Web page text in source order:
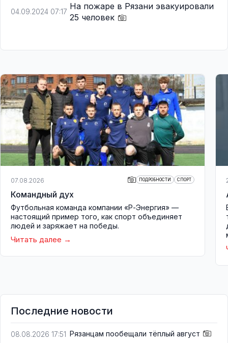
04.09.2024 07:17
На пожаре в Рязани эвакуировали
25 человек
07.08.2026 ПОДРОБНОСТИ СПОРТ
Командный дух
Футбольная команда компании «Р-Энергия» —
настоящий пример того, как спорт объединяет
людей и заряжает на победы.
Читать далее
Последние новости
08.08.2026 17:51 Рязанцам пообещали тёплый август